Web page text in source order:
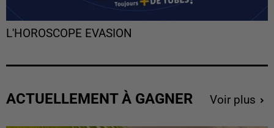
L'HOROSCOPE EVASION
ACTUELLEMENT À GAGNER Voir plus